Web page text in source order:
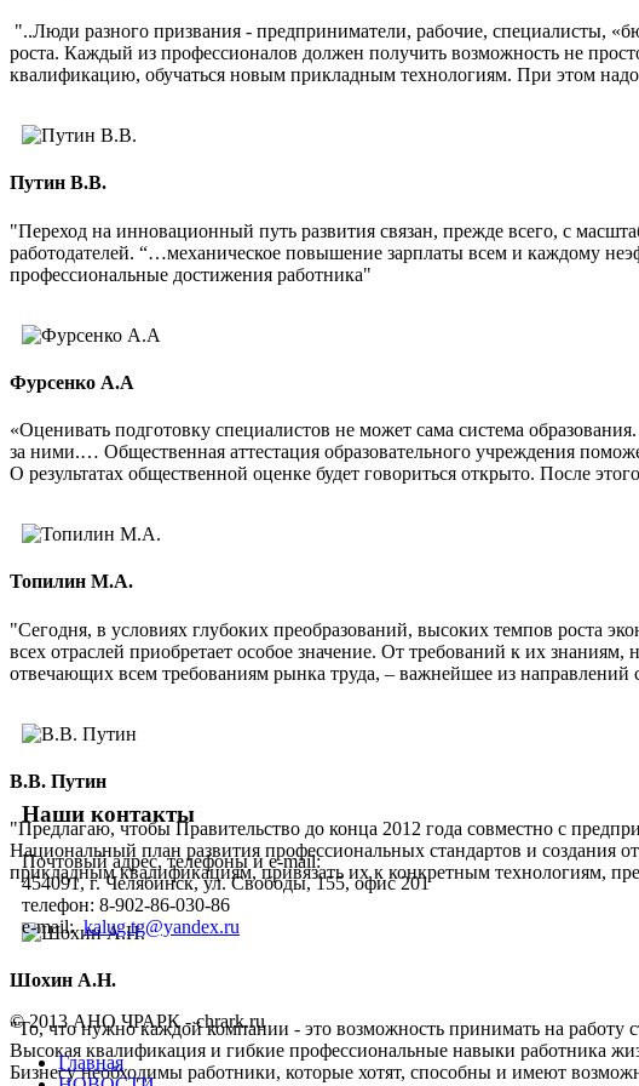
"..Люди разного призвания - предприниматели, рабочие, специалисты,
роста. Каждый из профессионалов должен получить возможность не
квалификацию, обучаться новым прикладным технологиям. При этом
Путин В.В.
"Переход на инновационный путь развития связан, прежде всего, с
работодателей. “…механическое повышение зарплаты всем и каждому
профессиональные достижения работника"
Фурсенко А.А
«Оценивать подготовку специалистов не может сама система
за ними.… Общественная аттестация образовательного учреждения
О результатах общественной оценке будет говориться открыто. После
Топилин М.А.
"Сегодня, в условиях глубоких преобразований, высоких темпов роста
всех отраслей приобретает особое значение. От требований к их
отвечающих всем требованиям рынка труда, – важнейшее из направлений
В.В. Путин
"Предлагаю, чтобы Правительство до конца 2012 года совместно с
Национальный план развития профессиональных стандартов и создания
прикладным квалификациям, привязать их к конкретным технологиям,
Шохин А.Н.
"То, что нужно каждой компании - это возможность принимать на работу
Высокая квалификация и гибкие профессиональные навыки работника
Бизнесу необходимы работники, которые хотят, способны и имеют
Наши контакты
Почтовый адрес, телефоны и e-mail:
454091, г. Челябинск, ул. Свободы, 155, офис 201
телефон: 8-902-86-030-86
e-mail:kalug.tg@yandex.ru
© 2013 АНО ЧРАРК - chrark.ru
Главная